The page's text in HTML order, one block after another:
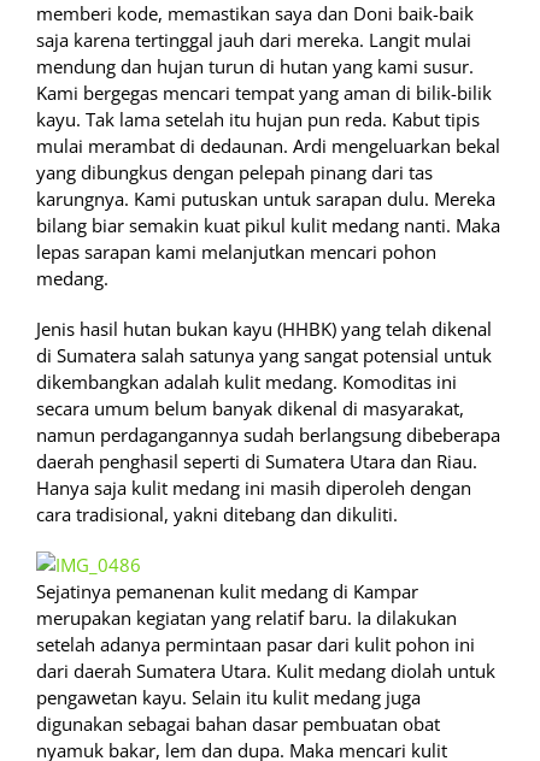
memberi kode, memastikan saya dan Doni baik-baik
saja karena tertinggal jauh dari mereka. Langit mulai
mendung dan hujan turun di hutan yang kami susur.
Kami bergegas mencari tempat yang aman di bilik-bilik
kayu. Tak lama setelah itu hujan pun reda. Kabut tipis
mulai merambat di dedaunan. Ardi mengeluarkan bekal
yang dibungkus dengan pelepah pinang dari tas
karungnya. Kami putuskan untuk sarapan dulu. Mereka
bilang biar semakin kuat pikul kulit medang nanti. Maka
lepas sarapan kami melanjutkan mencari pohon
medang.
Jenis hasil hutan bukan kayu (HHBK) yang telah dikenal
di Sumatera salah satunya yang sangat potensial untuk
dikembangkan adalah kulit medang. Komoditas ini
secara umum belum banyak dikenal di masyarakat,
namun perdagangannya sudah berlangsung dibeberapa
daerah penghasil seperti di Sumatera Utara dan Riau.
Hanya saja kulit medang ini masih diperoleh dengan
cara tradisional, yakni ditebang dan dikuliti.
Sejatinya pemanenan kulit medang di Kampar
merupakan kegiatan yang relatif baru. Ia dilakukan
setelah adanya permintaan pasar dari kulit pohon ini
dari daerah Sumatera Utara. Kulit medang diolah untuk
pengawetan kayu. Selain itu kulit medang juga
digunakan sebagai bahan dasar pembuatan obat
nyamuk bakar, lem dan dupa. Maka mencari kulit